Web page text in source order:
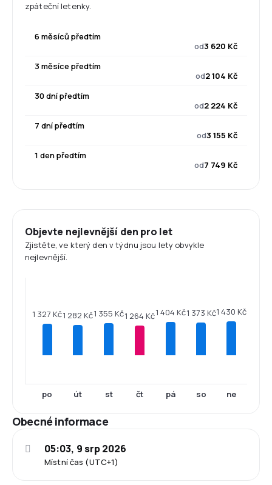
zpáteční letenky.
6 měsíců předtím
od3 620 Kč
3 měsíce předtím
od2 104 Kč
30 dní předtím
od2 224 Kč
7 dní předtím
od3 155 Kč
1 den předtím
od7 749 Kč
Objevte nejlevnější den pro let
Zjistěte, ve který den v týdnu jsou lety obvykle
nejlevnější.
1 327 Kč
po
1 282 Kč
út
1 355 Kč
st
1 264 Kč
čt
1 404 Kč
pá
1 373 Kč
so
1 430 Kč
ne
Obecné informace
Místní čas (UTC+1)
05:03, 9 srp 2026